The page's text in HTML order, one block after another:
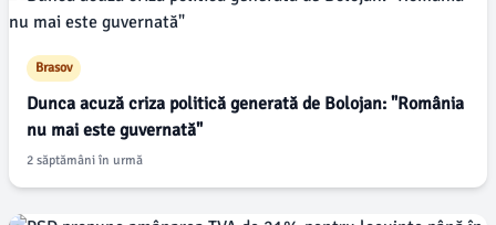
Brasov
Dunca acuză criza politică generată de Bolojan: "România
nu mai este guvernată"
2 săptămâni în urmă